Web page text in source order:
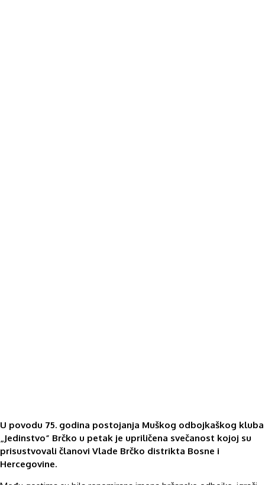
U povodu 75. godina postojanja Muškog odbojkaškog kluba
„Jedinstvo” Brčko u petak je upriličena svečanost kojoj su
prisustvovali članovi Vlade Brčko distrikta Bosne i
Hercegovine.